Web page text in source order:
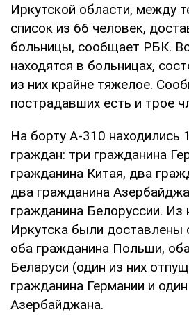
Иркутской области, между
список из 66 человек,
больницы, сообщает РБК.
находятся в больницах,
из них крайне тяжелое.
пострадавших есть и трое
На борту А-310 находились
граждан: три гражданина
гражданина Китая, два
два гражданина
гражданина Белоруссии. Из
Иркутска были доставлены
оба гражданина Польши,
Беларуси (один из них
гражданина Германии и
Азербайджана.